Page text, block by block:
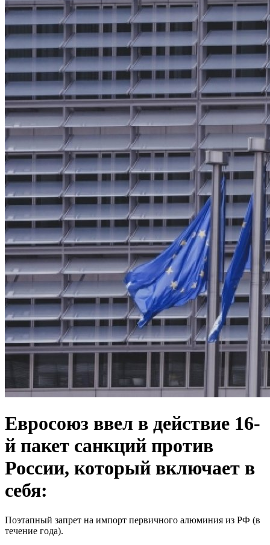
Евросоюз ввел в действие 16-
й пакет санкций против
России, который включает в
себя:
Поэтапный запрет на импорт первичного алюминия из РФ (в
течение года).